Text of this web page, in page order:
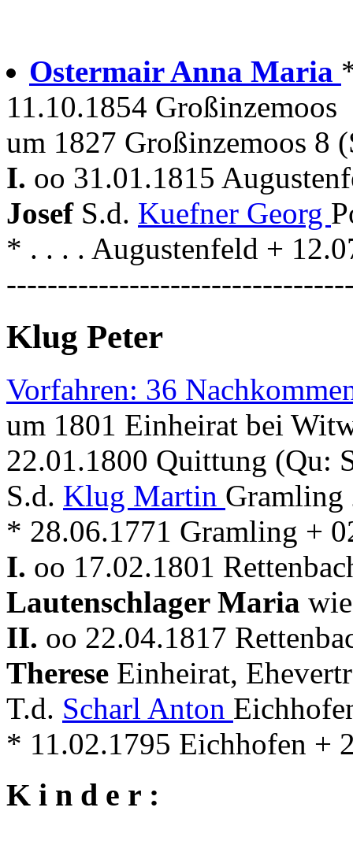
Ostermair Anna Maria
11.10.1854 Großinzemoos
um 1827 Großinzemoos 8
I. oo 31.01.1815
Josef S.d. Kuefner Georg
* . . . . Augustenfeld +
Klug Peter
Vorfahren: 36
um 1801 Einheirat bei
22.01.1800 Quittung (Qu:
S.d. Klug Martin
* 28.06.1771 Gramling +
I. oo 17.02.1801
Lautenschlager Maria
II. oo 22.04.1817
Therese Einheirat,
T.d. Scharl Anton
* 11.02.1795 Eichhofen +
K i n d e r :